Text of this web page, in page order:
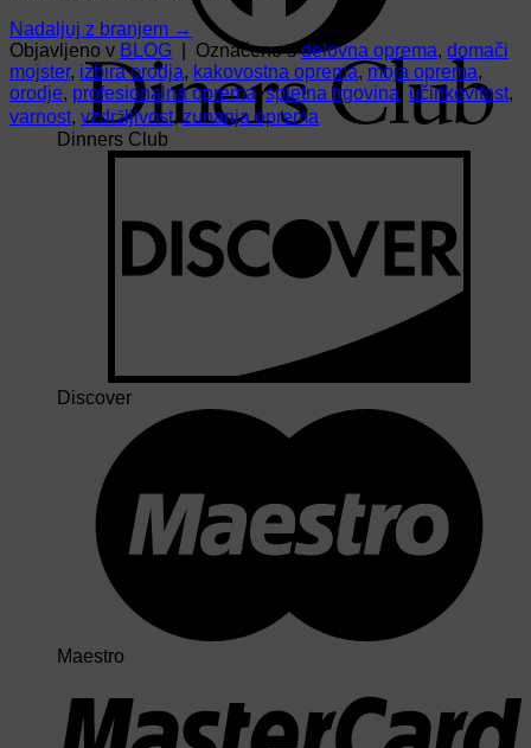
Dinners Club
Discover
Maestro
Nadaljuj z branjem →
Objavljeno v BLOG Označeno sdelovna oprema, domači
mojster, izbira orodja, kakovostna oprema, moja oprema,
orodje, profesionalna oprema ,spletna trgovina učinkovitost,
varnost, vzdržljivost, zunanja oprema